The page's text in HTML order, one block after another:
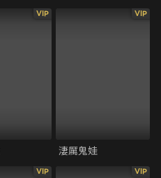
VIP VIP
淒厲鬼娃
VIP VIP